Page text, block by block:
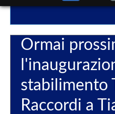
Home
Ormai
stabilimento
Raccordi a